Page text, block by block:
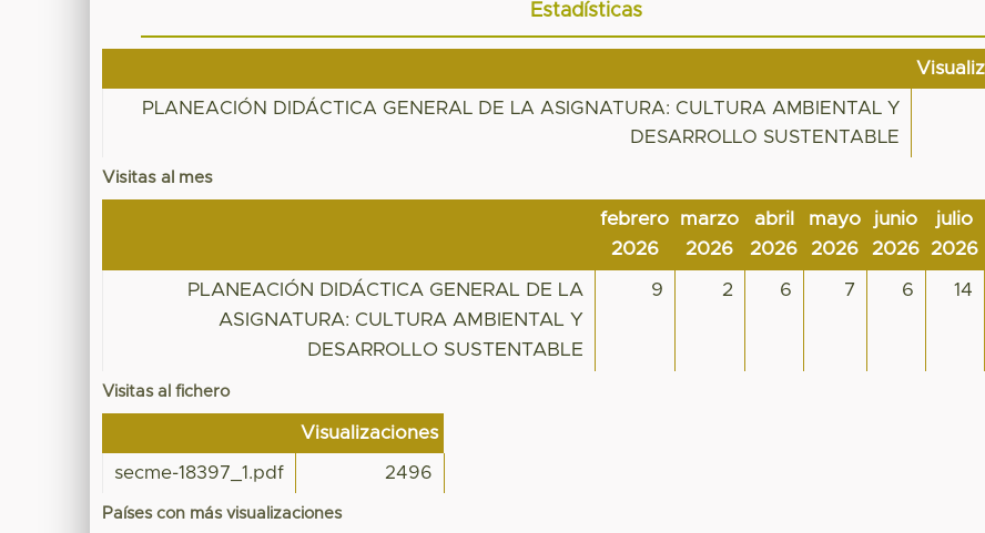
Estadísticas
PLANEACIÓN DIDÁCTICA GENERAL DE LA ASIGNATURA: CULTURA AMBIENTAL Y
DESARROLLO SUSTENTABLE
Visitas al mes
febrero
2026
marzo
2026
abril
2026
mayo
2026
junio
2026
julio
2026
PLANEACIÓN DIDÁCTICA GENERAL DE LA
ASIGNATURA: CULTURA AMBIENTAL Y
DESARROLLO SUSTENTABLE
9 2 6 7 6 14
Visitas al fichero
Visualizaciones
secme-18397_1.pdf 2496
Países con más visualizaciones